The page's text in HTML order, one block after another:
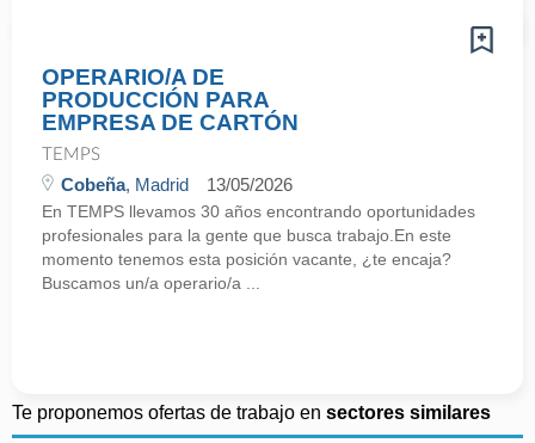
OPERARIO/A DE
PRODUCCIÓN PARA
EMPRESA DE CARTÓN
TEMPS
Cobeña, Madrid 13/05/2026
En TEMPS llevamos 30 años encontrando oportunidades
profesionales para la gente que busca trabajo.En este
momento tenemos esta posición vacante, ¿te encaja?
Buscamos un/a operario/a ...
Te proponemos ofertas de trabajo en sectores similares